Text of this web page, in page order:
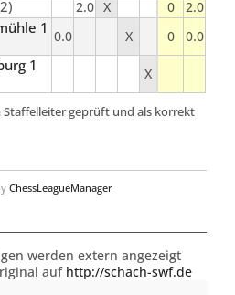
2.0 X 0
2.0
1 0.0 X 0 0.0
1
X
Staffelleiter geprüft und als korrekt
ChessLeagueManager
werden extern angezeigt
auf http://schach-swf.de